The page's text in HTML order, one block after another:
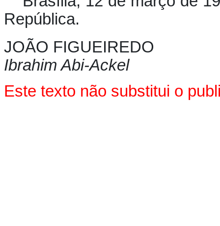
República.
JOÃO FIGUEIREDO
Ibrahim Abi-Ackel
Este texto não substitui o